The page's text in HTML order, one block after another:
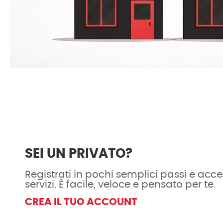
SEI UN PRIVATO?
Registrati in pochi semplici passi e
servizi. È facile, veloce e pensato per te.
CREA IL TUO ACCOUNT